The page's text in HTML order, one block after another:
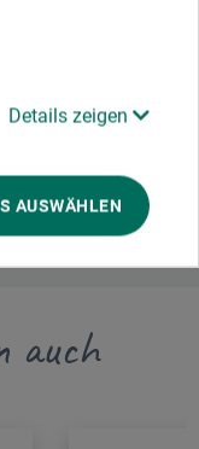
Details zeigen
AUSWÄHLEN
auch